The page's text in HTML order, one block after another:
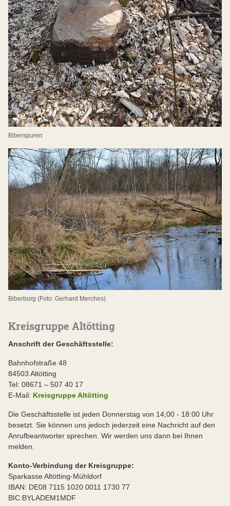
Biberspuren
Biberburg (Foto: Gerhard Merches)
Kreisgruppe Altötting
Anschrift der Geschäftsstelle:
Bahnhofstraße 48
84503 Altötting
Tel: 08671 – 507 40 17
E-Mail: Kreisgruppe Altötting
Die Geschäftsstelle ist jeden Donnerstag von 14;00 - 18:00 Uhr
besetzt. Sie können uns jedoch jederzeit eine Nachricht auf den
Anrufbeantworter sprechen. Wir werden uns dann bei Ihnen
melden.
Konto-Verbindung der Kreisgruppe:
Sparkasse Altötting-Mühldorf
IBAN: DE08 7115 1020 0011 1730 77
BIC:BYLADEM1MDF